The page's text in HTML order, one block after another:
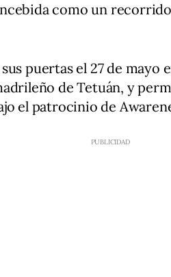
como un
puertas el 27 de mayo
de Tetuán, y
el patrocinio de